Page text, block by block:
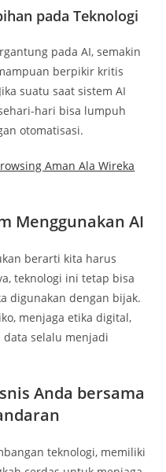
pada Teknologi
pada AI, semakin
berpikir kritis
suatu saat sistem AI
hari bisa lumpuh
otomatisasi.
Aman Ala Wireka
Menggunakan AI
berarti kita harus
teknologi ini tetap bisa
digunakan dengan bijak.
menjaga etika digital,
selalu menjadi
Anda bersama
teknologi, memiliki